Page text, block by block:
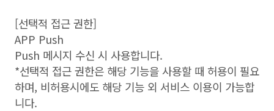
[선택적 접근 권한]
APP Push
Push 메시지 수신 시 사용합니다.
*선택적 접근 권한은 해당 기능을 사용할 때 허용이 필요
하며, 비허용시에도 해당 기능 외 서비스 이용이 가능합
니다.